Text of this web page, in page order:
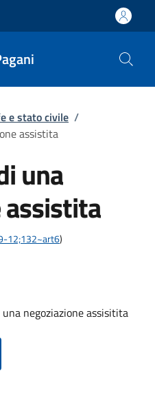
e stato civile /
assistita
una
assistita
12;132~art6)
negoziazione assisitita